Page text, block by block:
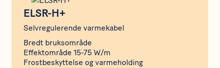
ELSR-H+
Selvregulerende varmekabel
Bredt bruksområde
Effektområde 15-75 W/m
Frostbeskyttelse og varmeholding